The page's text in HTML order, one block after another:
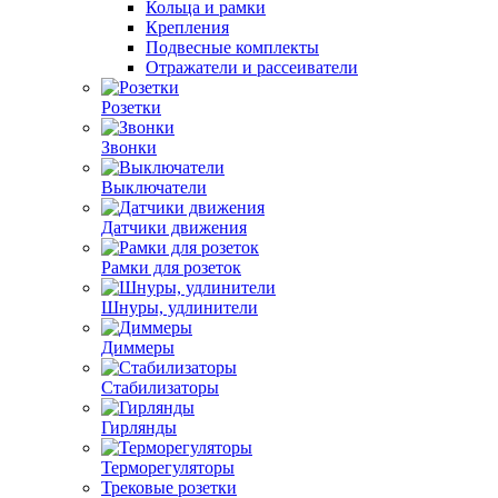
Кольца и рамки
Крепления
Подвесные комплекты
Отражатели и рассеиватели
Розетки
Звонки
Выключатели
Датчики движения
Рамки для розеток
Шнуры, удлинители
Диммеры
Стабилизаторы
Гирлянды
Терморегуляторы
Трековые розетки